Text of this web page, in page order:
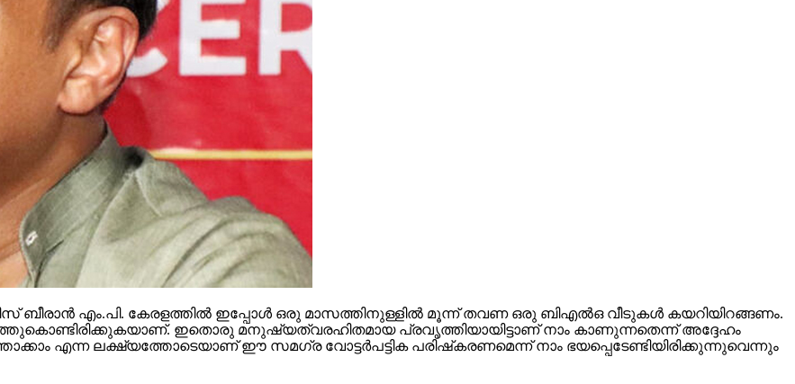
ബീരാന്‍ എം.പി. കേരളത്തില്‍ ഇപ്പോള്‍ ഒരു മാസത്തിനുള്ളില്‍ മൂന്ന് തവണ ഒരു ബിഎല്‍ഒ വീടുകള്‍ കയറിയിറങ്ങണം.
ഇതൊരു മനുഷ്യത്വരഹിതമായ പ്രവൃത്തിയായിട്ടാണ് നാം കാണുന്നതെന്ന് അദ്ദേഹം
എന്ന ലക്ഷ്യത്തോടെയാണ് ഈ സമഗ്ര വോട്ടര്‍പട്ടിക പരിഷ്‌കരണമെന്ന് നാം ഭയപ്പെടേണ്ടിയിരിക്കുന്നുവെന്നും